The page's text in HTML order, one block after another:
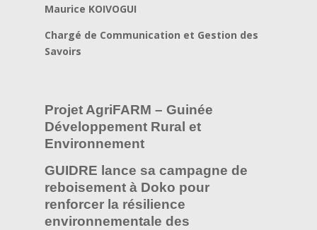
Maurice KOIVOGUI
Chargé de Communication et Gestion des
Savoirs
Projet AgriFARM – Guinée
Développement Rural et
Environnement
GUIDRE lance sa campagne de
reboisement à Doko pour
renforcer la résilience
environnementale des